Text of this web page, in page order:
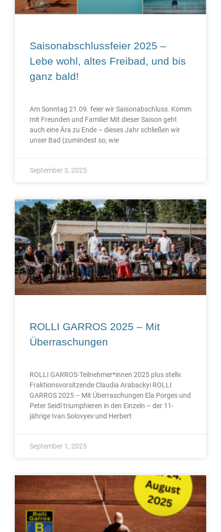
Saisonabschlussfeier 2025 –
Lebe wohl, altes Freibad, und bis
ganz bald!
Am Sonntag 21.09. feier wir Saisonabschluss. Komm
mit Freunden und Familie! Mit dieser Saison geht
auch eine Ära zu Ende – dieses Jahr schließen wir
unser Bad (zumindest so, wie
September 3, 2025
ROLLI GARROS 2025 – Mit
Überraschungen
ROLLI GARROS-Teilnehmer*innen 2025 plus stellv.
Fraktionsvorsitzende Claudia Arabackyi ROLLI
GARROS 2025 – Mit Überraschungen Ela Porges und
Peter Seidl triumphieren in den Einzeln – der 11-
jährige Ivan Solovyev und Herbert
September 1, 2025